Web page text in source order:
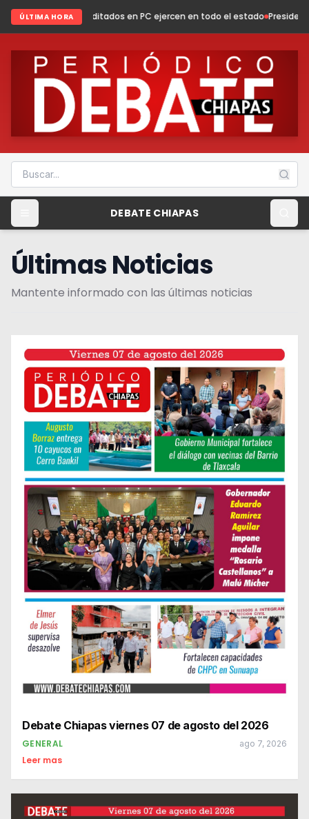
ÚLTIMA HORA
en PC ejercen en todo el estado Presidenta Fabiola Ricci
DEBATE CHIAPAS
Últimas Noticias
Mantente informado con las últimas noticias
Debate Chiapas viernes 07 de agosto del 2026
GENERAL ago 7, 2026
Leer mas